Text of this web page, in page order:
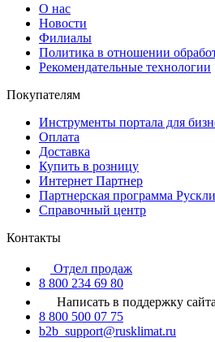
О нас
Новости
Филиалы
Политика в отношении
Рекомендательные технологии
Покупателям
Инструменты портала для
Оплата
Доставка
Купить в розницу
Интернет Партнер
Партнерская программа
Справочный центр
Контакты
Отдел продаж
8 800 234 69 80
Написать в поддержку сайта
8 800 500 07 75
b2b_support@rusklimat.ru